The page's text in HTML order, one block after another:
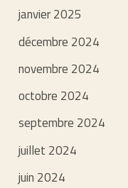
janvier 2025
décembre 2024
novembre 2024
octobre 2024
septembre 2024
juillet 2024
juin 2024